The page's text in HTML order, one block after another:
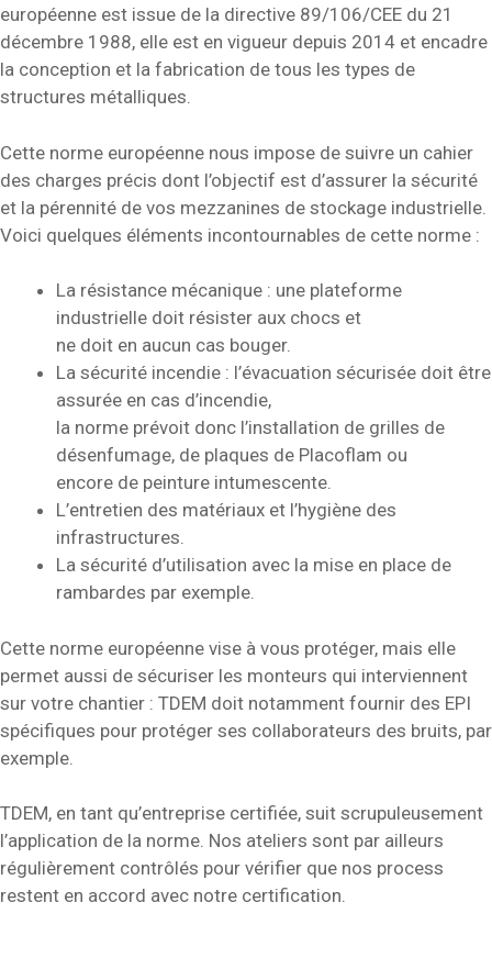
européenne est issue de la directive 89/106/CEE du 21
décembre 1988, elle est en vigueur depuis 2014 et encadre
la conception et la fabrication de tous les types de
structures métalliques.
Cette norme européenne nous impose de suivre un cahier
des charges précis dont l’objectif est d’assurer la sécurité
et la pérennité de vos mezzanines de stockage industrielle.
Voici quelques éléments incontournables de cette norme :
La résistance mécanique : une plateforme
industrielle doit résister aux chocs et
ne doit en aucun cas bouger.
La sécurité incendie : l’évacuation sécurisée doit être
assurée en cas d’incendie,
la norme prévoit donc l’installation de grilles de
désenfumage, de plaques de Placoflam ou
encore de peinture intumescente.
L’entretien des matériaux et l’hygiène des
infrastructures.
La sécurité d’utilisation avec la mise en place de
rambardes par exemple.
Cette norme européenne vise à vous protéger, mais elle
permet aussi de sécuriser les monteurs qui interviennent
sur votre chantier : TDEM doit notamment fournir des EPI
spécifiques pour protéger ses collaborateurs des bruits, par
exemple.
TDEM, en tant qu’entreprise certifiée, suit scrupuleusement
l’application de la norme. Nos ateliers sont par ailleurs
régulièrement contrôlés pour vérifier que nos process
restent en accord avec notre certification.